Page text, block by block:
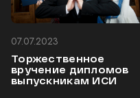
07.07.2023
Торжественное
вручение дипломов
выпускникам ИСИ